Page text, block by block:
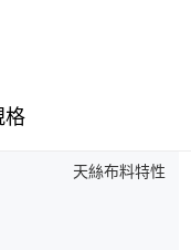
格
天絲布料特性